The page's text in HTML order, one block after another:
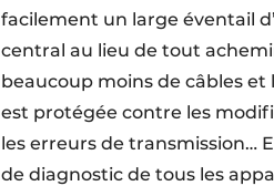
facilement un large éventail
central au lieu de tout
beaucoup moins de câbles
est protégée contre les
les erreurs de transmission…
de diagnostic de tous les